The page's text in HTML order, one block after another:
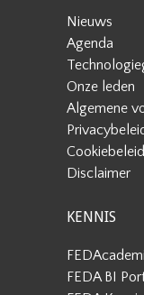
Nieuws
Agenda
Onze leden
Algemene
Cookiebeleid
Disclaimer
KENNIS
FEDA BI